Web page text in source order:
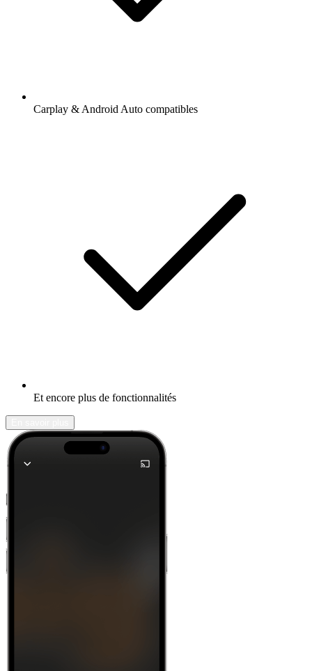
Carplay & Android Auto compatibles
Et encore plus de fonctionnalités